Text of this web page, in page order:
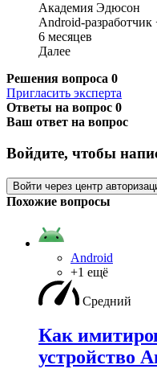
Академия Эдюсон
Android-
6 месяцев
Далее
Решения вопроса 0
Пригласить эксперта
Ответы на вопрос 0
Ваш ответ на вопрос
Войдите, чтобы
Войти через центр
Похожие вопросы
Android
+1 ещё
Средний
Как
устройство